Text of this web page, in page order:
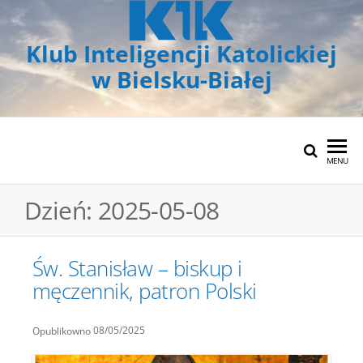
Klub Inteligencji Katolickiej
w Bielsku-Białej
MENU
Dzień: 2025-05-08
Św. Stanisław – biskup i
męczennik, patron Polski
Opublikowno08/05/2025